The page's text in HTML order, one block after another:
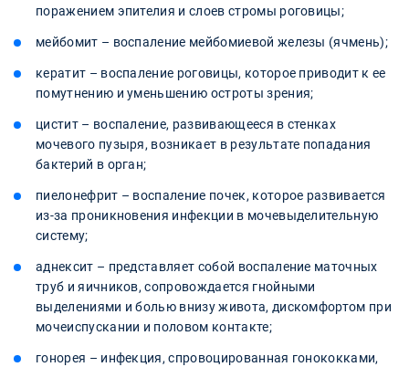
поражением эпителия и слоев стромы роговицы;
мейбомит – воспаление мейбомиевой железы (ячмень);
кератит – воспаление роговицы, которое приводит к ее
помутнению и уменьшению остроты зрения;
цистит – воспаление, развивающееся в стенках
мочевого пузыря, возникает в результате попадания
бактерий в орган;
пиелонефрит – воспаление почек, которое развивается
из-за проникновения инфекции в мочевыделительную
систему;
аднексит – представляет собой воспаление маточных
труб и яичников, сопровождается гнойными
выделениями и болью внизу живота, дискомфортом при
мочеиспускании и половом контакте;
гонорея – инфекция, спровоцированная гонококками,